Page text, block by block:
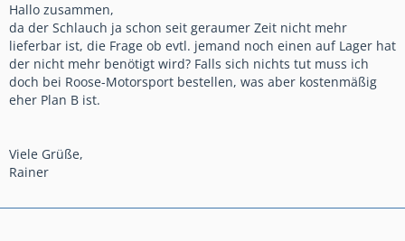
Hallo zusammen,
da der Schlauch ja schon seit geraumer Zeit nicht mehr
lieferbar ist, die Frage ob evtl. jemand noch einen auf Lager hat
der nicht mehr benötigt wird? Falls sich nichts tut muss ich
doch bei Roose-Motorsport bestellen, was aber kostenmäßig
eher Plan B ist.
Viele Grüße,
Rainer